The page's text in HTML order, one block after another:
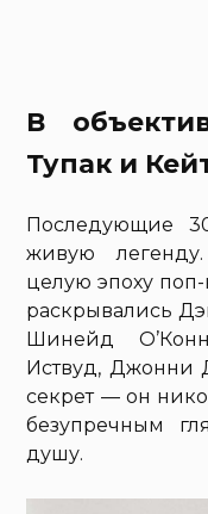
В
Тупак и
Последующие
живую
целую эпоху
раскрывались
Шинейд
Иствуд, Джонни
секрет — он
безупречным
душу.